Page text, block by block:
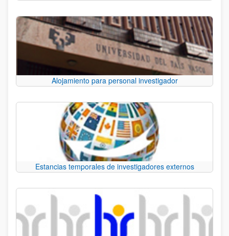
Alojamiento para personal investigador
Estancias temporales de investigadores externos